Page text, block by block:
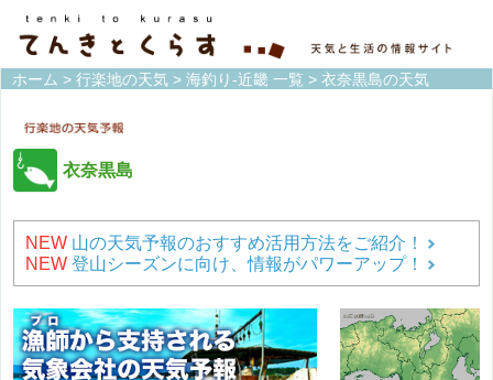
ホーム > 行楽地の天気 > 海釣り-近畿 一覧 > 衣奈黒島の天気
衣奈黒島
NEW 山の天気予報のおすすめ活用方法をご紹介！
NEW 登山シーズンに向け、情報がパワーアップ！